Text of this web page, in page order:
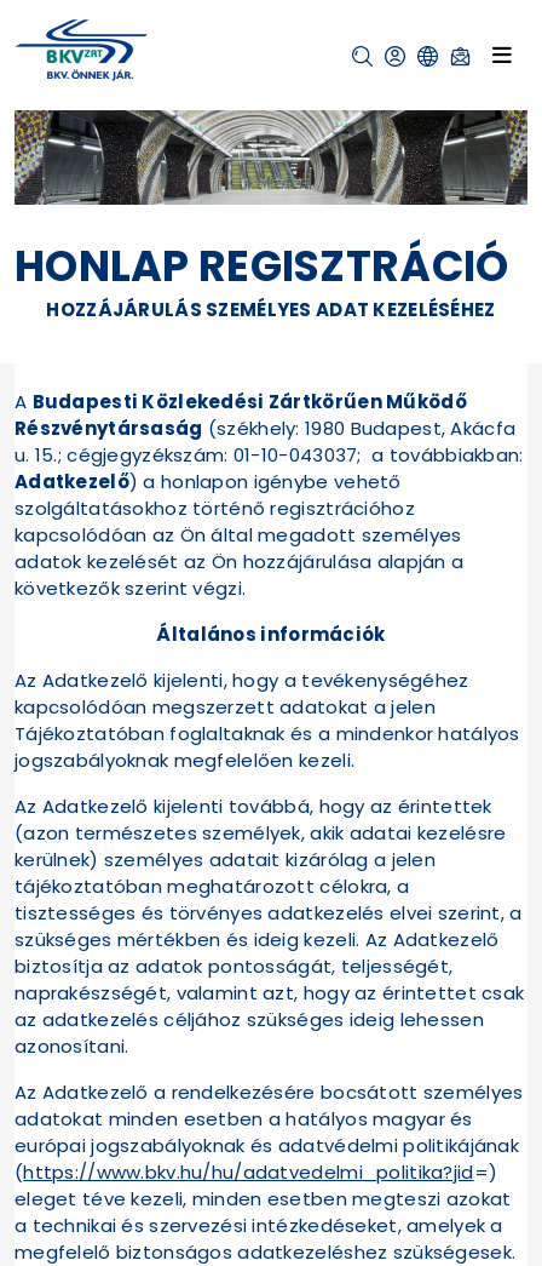
HONLAP REGISZTRÁCIÓ
HOZZÁJÁRULÁS SZEMÉLYES ADAT KEZELÉSÉHEZ
A Budapesti Közlekedési Zártkörűen Működő
Részvénytársaság (székhely: 1980 Budapest, Akácfa
u. 15.; cégjegyzékszám: 01-10-043037; a továbbiakban:
Adatkezelő) a honlapon igénybe vehető
szolgáltatásokhoz történő regisztrációhoz
kapcsolódóan az Ön által megadott személyes
adatok kezelését az Ön hozzájárulása alapján a
következők szerint végzi.
Általános információk
Az Adatkezelő kijelenti, hogy a tevékenységéhez
kapcsolódóan megszerzett adatokat a jelen
Tájékoztatóban foglaltaknak és a mindenkor hatályos
jogszabályoknak megfelelően kezeli.
Az Adatkezelő kijelenti továbbá, hogy az érintettek
(azon természetes személyek, akik adatai kezelésre
kerülnek) személyes adatait kizárólag a jelen
tájékoztatóban meghatározott célokra, a
tisztességes és törvényes adatkezelés elvei szerint, a
szükséges mértékben és ideig kezeli. Az Adatkezelő
biztosítja az adatok pontosságát, teljességét,
naprakészségét, valamint azt, hogy az érintettet csak
az adatkezelés céljához szükséges ideig lehessen
azonosítani.
Az Adatkezelő a rendelkezésére bocsátott személyes
adatokat minden esetben a hatályos magyar és
európai jogszabályoknak és adatvédelmi politikájának
(https://www.bkv.hu/hu/adatvedelmi_politika?jid=)
eleget téve kezeli, minden esetben megteszi azokat
a technikai és szervezési intézkedéseket, amelyek a
megfelelő biztonságos adatkezeléshez szükségesek.